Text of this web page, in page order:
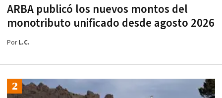
ARBA publicó los nuevos montos del
monotributo unificado desde agosto 2026
PorL.C.